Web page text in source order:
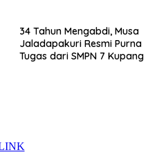
34 Tahun Mengabdi, Musa
Jaladapakuri Resmi Purna
Tugas dari SMPN 7 Kupang